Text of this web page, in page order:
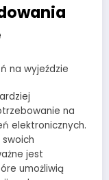
na wyjeździe
na
elektronicznych.
jest
umożliwią